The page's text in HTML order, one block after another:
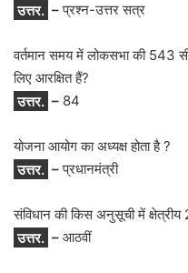
उत्तर. –प्रश्न-उत्तर सत्र
वर्तमान समय में लोकसभा की 543
लिए आरक्षित हैं?
उत्तर. – 84
योजना आयोग का अध्यक्ष होता है ?
उत्तर. –प्रधानमंत्री
संविधान की किस अनुसूची में क्षेत्रीय
उत्तर. – आठवीं